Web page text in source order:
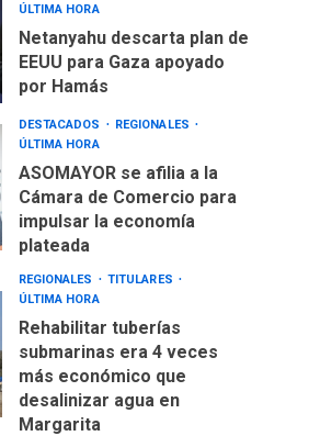
ÚLTIMA HORA
ASOMAYOR se afilia a la
Cámara de Comercio para
impulsar la economía
REGIONALES
ÚLTIMA HORA
Rehabilitar tuberías
submarinas era 4 veces
más económico que
Margarita
Gobernadora llevó tanques
de almacenamiento de agua
a Corazón de Mi Patria